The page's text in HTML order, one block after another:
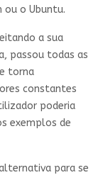
ou o Ubuntu.
a sua
passou todas as
torna
constantes
poderia
exemplos de
para se